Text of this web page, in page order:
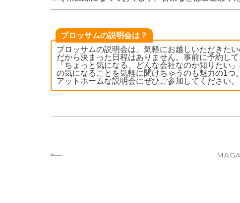
ブロッサムの説明会は？
ブロッサムの説明会は、気軽にお越しいただきた
だから決まった日程はありません。事前に予約し
「ちょっと気になる、どんな会社なのか知りたい
の気になることを気軽に聞けちゃうのも魅力の1つ。
アットホームな説明会にぜひご参加してください。